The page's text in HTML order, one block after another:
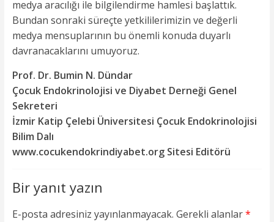
medya aracılığı ile bilgilendirme hamlesi başlattık.
Bundan sonraki süreçte yetkililerimizin ve değerli
medya mensuplarının bu önemli konuda duyarlı
davranacaklarını umuyoruz.
Prof. Dr. Bumin N. Dündar
Çocuk Endokrinolojisi ve Diyabet Derneği Genel
Sekreteri
İzmir Katip Çelebi Üniversitesi Çocuk Endokrinolojisi
Bilim Dalı
www.cocukendokrindiyabet.org Sitesi Editörü
Bir yanıt yazın
E-posta adresiniz yayınlanmayacak. Gerekli alanlar*